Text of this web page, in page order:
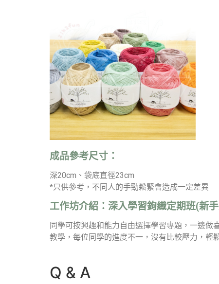
成品參考尺寸：
深20cm、袋底直徑23cm
*只供參考，不同人的手勁鬆緊會造成一定差異
工作坊介紹： 深入學習鉤織定期班(新
同學可按興趣和能力自由選擇學習專題，一邊
教學，每位同學的進度不一，沒有比較壓力，輕
Q & A